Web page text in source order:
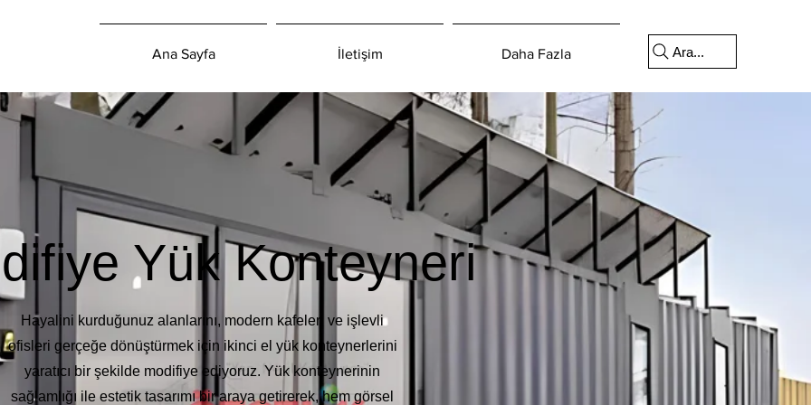
Ana Sayfa İletişim Daha Fazla Ara...
Yük Konteyneri
Hayalini kurduğunuz alanlarını, modern kafeleri ve işlevli
ofisleri gerçeğe dönüştürmek için ikinci el yük konteynerlerini
yaratıcı bir şekilde modifiye ediyoruz. Yük konteynerinin
sağlamlığı ile estetik tasarımı bir araya getirerek, hem görsel